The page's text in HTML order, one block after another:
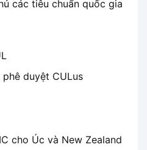
các tiêu chuẩn quốc gia
duyệt CULus
cho Úc và New Zealand